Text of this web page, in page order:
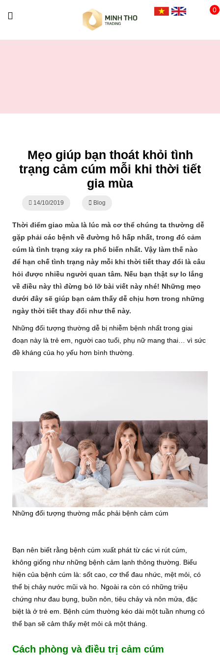
0
Mẹo giúp bạn thoát khỏi tình
trạng cảm cúm mỗi khi thời tiết
gia mùa
14/10/2019 Blog
Thời điểm giao mùa là lúc mà cơ thể chúng ta thường dễ
gặp phải các bệnh về đường hô hấp nhất, trong đó cảm
cúm là tình trạng xảy ra phổ biến nhất. Vậy làm thế nào
để hạn chế tình trạng này mỗi khi thời tiết thay đổi là câu
hỏi được nhiều người quan tâm. Nếu bạn thật sự lo lắng
về điều này thì đừng bỏ lỡ bài viết này nhé! Những mẹo
dưới đây sẽ giúp bạn cảm thấy dễ chịu hơn trong những
ngày thời tiết thay đổi như thế này.
Những đối tượng thường dễ bị nhiễm bệnh nhất trong giai
đoạn này là trẻ em, người cao tuổi, phụ nữ mang thai… vì sức
đề kháng của họ yếu hơn bình thường.
Những đối tượng thường mắc phải bệnh cảm cúm
Bạn nên biết rằng bệnh cúm xuất phát từ các vi rút cúm,
không giống như những bệnh cảm lạnh thông thường. Biểu
hiện của bệnh cúm là: sốt cao, cơ thể đau nhức, mệt mỏi, có
thể bị chảy nước mũi và ho. Ngoài ra còn có những triệu
chứng như đau bụng, buồn nôn, tiêu chảy và nôn mửa, đặc
biệt là ở trẻ em. Bệnh cúm thường kéo dài một tuần nhưng có
thể bạn sẽ cảm thấy mệt mỏi cả một tháng.
Cách phòng và điều trị cảm cúm